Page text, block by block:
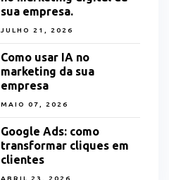
sua empresa.
JULHO 21, 2026
Como usar IA no
marketing da sua
empresa
MAIO 07, 2026
Google Ads: como
transformar cliques em
clientes
ABRIL 23, 2026